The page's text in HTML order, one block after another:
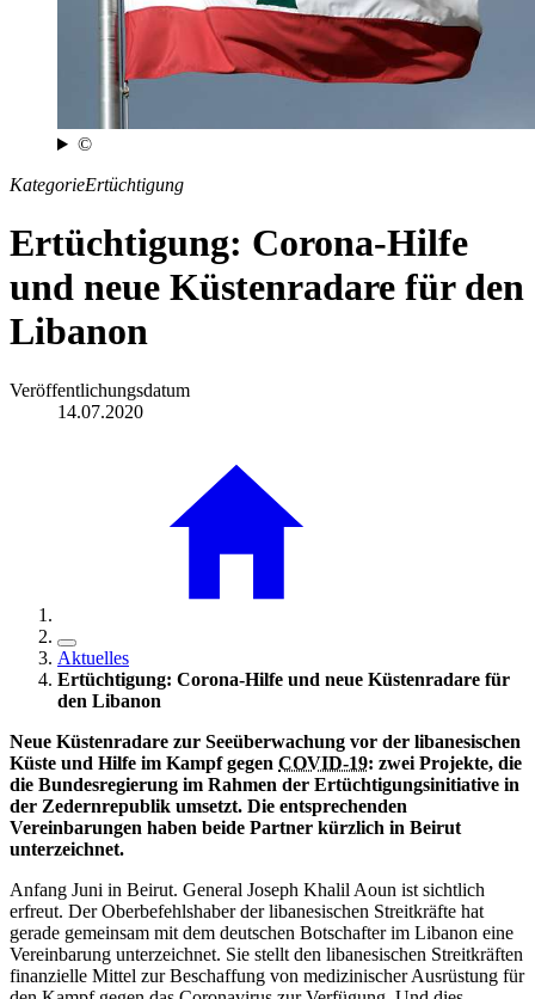
©
KategorieErtüchtigung
Ertüchtigung: Corona-Hilfe
und neue Küstenradare für den
Libanon
Veröffentlichungsdatum
14.07.2020
Aktuelles
Ertüchtigung: Corona-Hilfe und neue Küstenradare für
den Libanon
Neue Küstenradare zur Seeüberwachung vor der libanesischen
Küste und Hilfe im Kampf gegen COVID-19: zwei Projekte, die
die Bundesregierung im Rahmen der Ertüchtigungsinitiative in
der Zedernrepublik umsetzt. Die entsprechenden
Vereinbarungen haben beide Partner kürzlich in Beirut
unterzeichnet.
Anfang Juni in Beirut. General Joseph Khalil Aoun ist sichtlich
erfreut. Der Oberbefehlshaber der libanesischen Streitkräfte hat
gerade gemeinsam mit dem deutschen Botschafter im Libanon eine
Vereinbarung unterzeichnet. Sie stellt den libanesischen Streitkräften
finanzielle Mittel zur Beschaffung von medizinischer Ausrüstung für